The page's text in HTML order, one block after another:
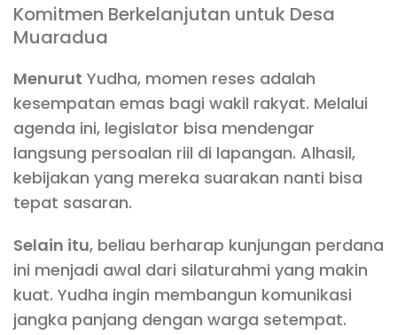
Komitmen Berkelanjutan untuk Desa
Muaradua
Menurut Yudha, momen reses adalah
kesempatan emas bagi wakil rakyat. Melalui
agenda ini, legislator bisa mendengar
langsung persoalan riil di lapangan. Alhasil,
kebijakan yang mereka suarakan nanti bisa
tepat sasaran.
Selain itu, beliau berharap kunjungan perdana
ini menjadi awal dari silaturahmi yang makin
kuat. Yudha ingin membangun komunikasi
jangka panjang dengan warga setempat.